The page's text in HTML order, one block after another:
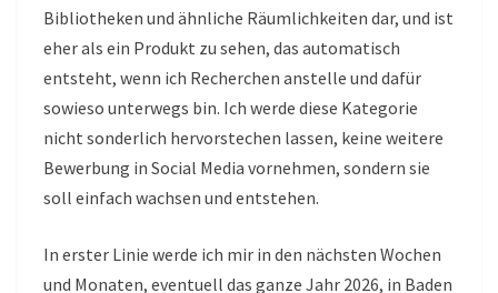
Bibliotheken und ähnliche Räumlichkeiten dar, und ist
eher als ein Produkt zu sehen, das automatisch
entsteht, wenn ich Recherchen anstelle und dafür
sowieso unterwegs bin. Ich werde diese Kategorie
nicht sonderlich hervorstechen lassen, keine weitere
Bewerbung in Social Media vornehmen, sondern sie
soll einfach wachsen und entstehen.
In erster Linie werde ich mir in den nächsten Wochen
und Monaten, eventuell das ganze Jahr 2026, in Baden